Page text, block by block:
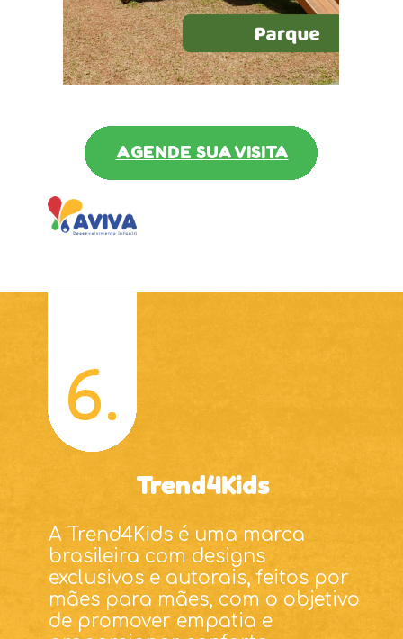
AGENDE SUA VISITA
Trend4Kids
A Trend4Kids é uma marca
brasileira com designs
exclusivos e autorais, feitos por
mães para mães, com o objetivo
de promover empatia e
6.